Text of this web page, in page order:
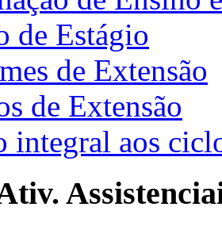
de Estágio
de Extensão
de Extensão
integral aos